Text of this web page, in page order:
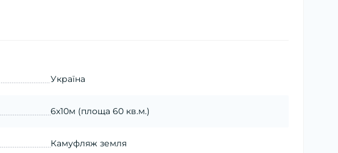
Україна
6х10м (площа 60 кв.м.)
Камуфляж земля